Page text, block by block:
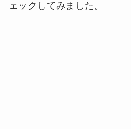
ェックしてみました。